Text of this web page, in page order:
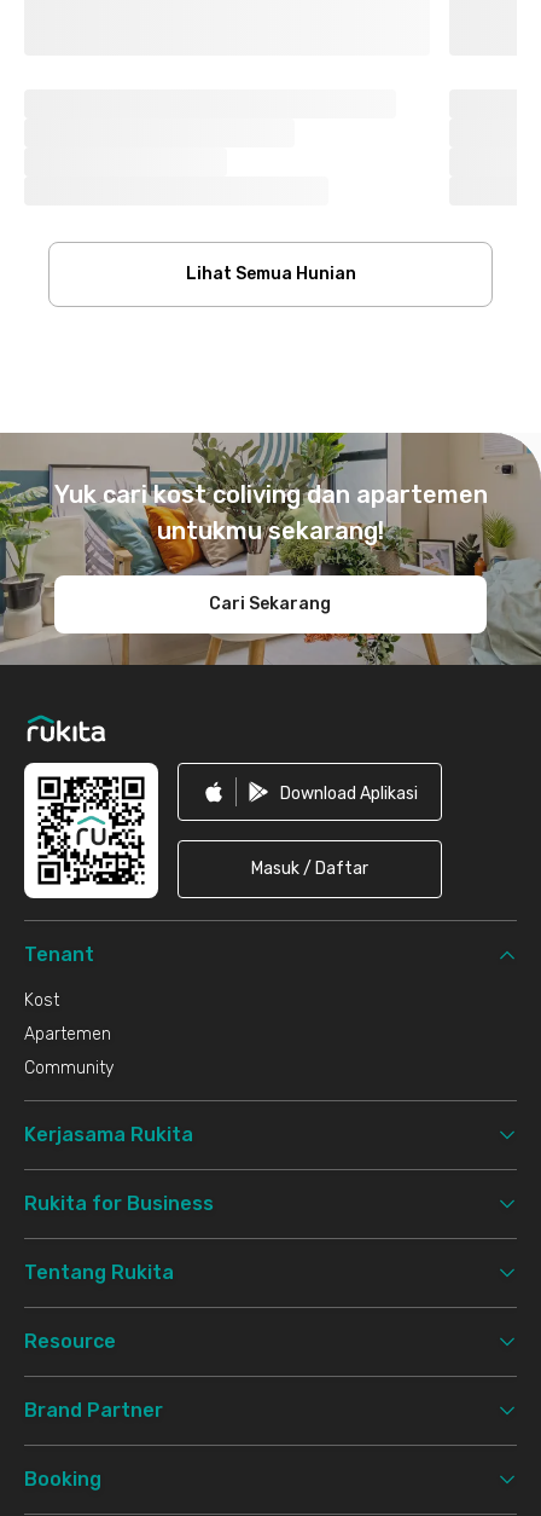
Lihat Semua Hunian
Yuk cari kost coliving dan apartemen
untukmu sekarang!
Cari Sekarang
Download Aplikasi
Masuk / Daftar
Tenant
Kost
Apartemen
Community
Kerjasama Rukita
Rukita for Business
Tentang Rukita
Resource
Brand Partner
Booking